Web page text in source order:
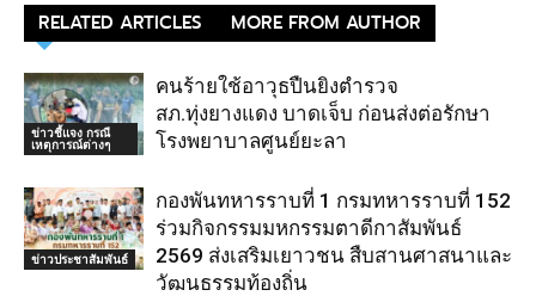
RELATED ARTICLES MORE FROM AUTHOR
ข่าวชี้แจง กรณี
เหตุการณ์ต่างๆ
คนร้ายใช้อาวุธปืนยิงตำรวจ
สภ.ทุ่งยางแดง บาดเจ็บ ก่อนส่งต่อรักษา
โรงพยาบาลศูนย์ยะลา
ข่าวประชาสัมพันธ์
กองพันทหารราบที่ 1 กรมทหารราบที่ 152
ร่วมกิจกรรมมหกรรมตาดีกาสัมพันธ์
2569 ส่งเสริมเยาวชน สืบสานศาสนาและ
วัฒนธรรมท้องถิ่น